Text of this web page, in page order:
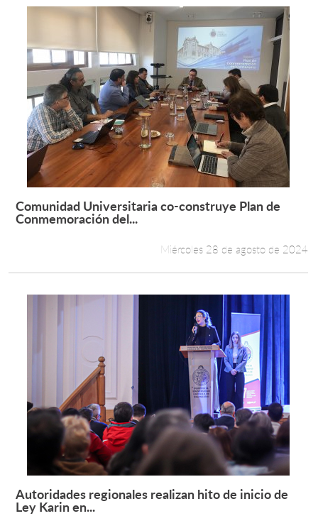
Leer más +
Comunidad Universitaria co-construye Plan de
Conmemoración del...
Miércoles 28 de agosto de 2024
Leer más +
Autoridades regionales realizan hito de inicio de
Ley Karin en...